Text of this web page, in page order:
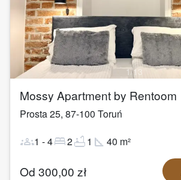
1 /13
Mossy Apartment by Rentoom
Prosta 25, 87-100 Toruń
groups1 -4bed2bathtub1 square_foot 40 m²
Od 300,00 zł